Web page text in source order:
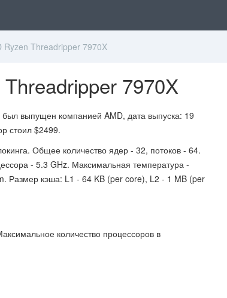
Threadripper 7970X
7970X
выпущен компанией AMD, дата выпуска: 19
стоил $2499.
Общее количество ядер - 32, потоков - 64.
- 5.3 GHz. Максимальная температура -
Размер кэша: L1 - 64 KB (per core), L2 - 1 MB (per
количество процессоров в